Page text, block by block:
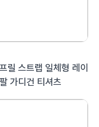
릴 스트랩 일체형 레이
가디건 티셔츠